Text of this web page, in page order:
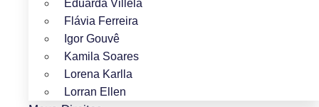
Eduarda Villela
Flávia Ferreira
Igor Gouvê
Kamila Soares
Lorena Karlla
Lorran Ellen